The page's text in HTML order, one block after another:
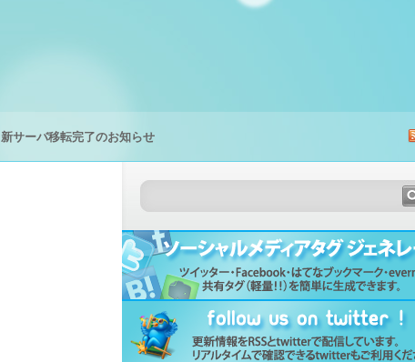
新サーバ移転完了のお知らせ